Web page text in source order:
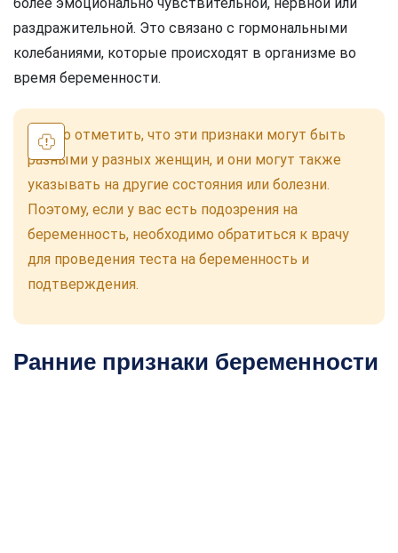
раздражительной. Это связано с гормональными
колебаниями, которые происходят в организме во
время беременности.
Важно отметить, что эти признаки могут быть
разными у разных женщин, и они могут также
указывать на другие состояния или болезни.
Поэтому, если у вас есть подозрения на
беременность, необходимо обратиться к врачу
для проведения теста на беременность и
подтверждения.
Ранние признаки беременности